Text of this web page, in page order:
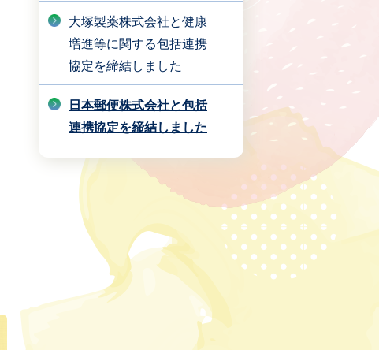
大塚製薬株式会社と健康
増進等に関する包括連携
協定を締結しました
日本郵便株式会社と包括
連携協定を締結しました